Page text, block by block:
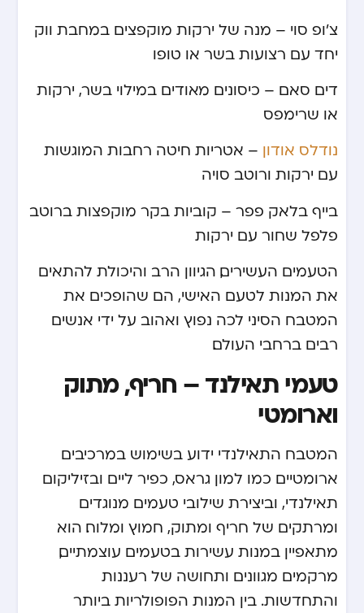
צ’ופ סוי – מנה של ירקות מוקפצים במחבת ווק
יחד עם רצועות בשר או טופו
דים סאם – כיסונים מאודים במילוי בשר, ירקות
או שרימפס
נודלס אודון – אטריות חיטה רחבות המוגשות
עם ירקות ורוטב סויה
בייף בלאק פפר – קוביות בקר מוקפצות ברוטב
פלפל שחור עם ירקות
הטעמים העשירים, הגיוון הרב והיכולת להתאים
את המנות לטעם האישי, הם שהופכים את
המטבח הסיני לכה נפוץ ואהוב על ידי אנשים
רבים ברחבי העולם.
טעמי תאילנד – חריף, מתוק
וארומטי
המטבח התאילנדי ידוע בשימוש במרכיבים
ארומטיים כמו למון גראס, כפיר ליים ובזיליקום
תאילנדי, וביצירת שילובי טעמים מנוגדים
ומרתקים של חריף ומתוק, חמוץ ומלוח. הוא
מתאפיין במנות עשירות בטעמים עוצמתיים,
מרקמים מגוונים ותחושה של רעננות
והתחדשות. בין המנות הפופולריות ביותר